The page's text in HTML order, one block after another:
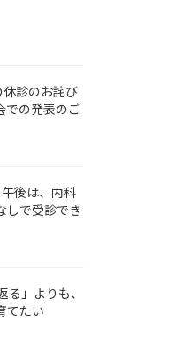
診のお詫び
での発表のご
後は、内科
しで受診でき
る」よりも、
てたい